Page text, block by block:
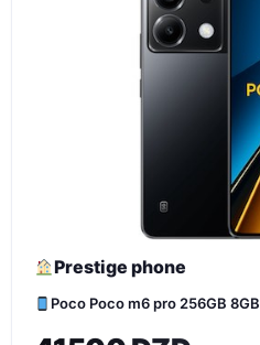
Prestige phone
Poco Poco m6 pro 256GB 8GB